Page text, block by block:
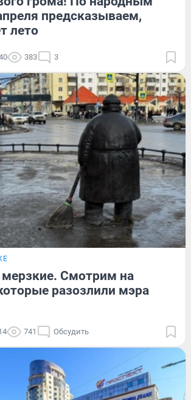
предсказываем,
лето
383 3
Смотрим на
разозлили мэра
741 Обсудить